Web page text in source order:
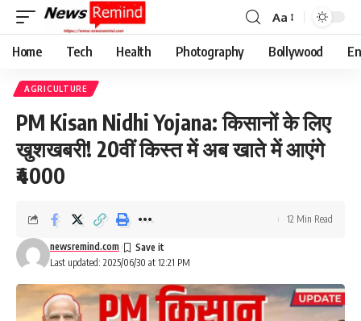
Font
Resizer
Aa
Home Tech Health Photography Bollywood
AGRICULTURE
PM Kisan Nidhi Yojana: किसानों के लिए
खुशखबरी! 20वीं किस्त में अब खाते में आएंगे
₹4000
Last updated: 2025/06/30 at 12:21 PM
newsremind.com
12 Min Read